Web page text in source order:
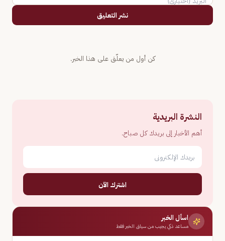
نشر التعليق
كن أول من يعلّق على هذا الخبر.
النشرة البريدية
أهم الأخبار إلى بريدك كل صباح.
اشترك الآن
اسأل الخبر
مساعد ذكي يجيب من سياق الخبر فقط